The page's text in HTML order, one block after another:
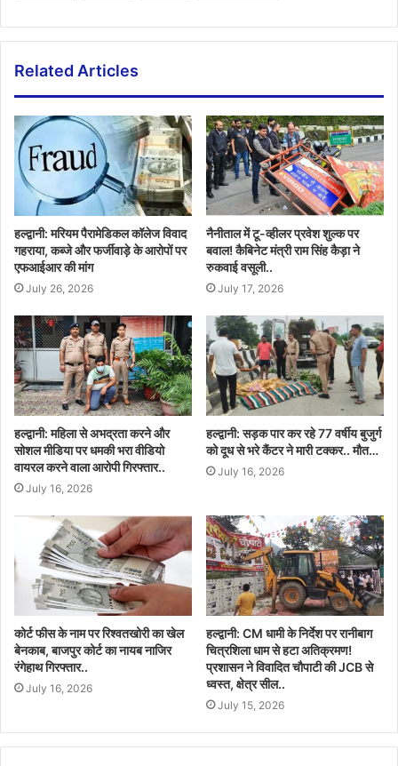
Related Articles
हल्द्वानी: मरियम पैरामेडिकल कॉलेज विवाद
गहराया, कब्जे और फर्जीवाड़े के आरोपों पर
एफआईआर की मांग
July 26, 2026
नैनीताल में टू-व्हीलर प्रवेश शुल्क पर
बवाल! कैबिनेट मंत्री राम सिंह कैड़ा ने
रुकवाई वसूली..
July 17, 2026
हल्द्वानी: महिला से अभद्रता करने और
सोशल मीडिया पर धमकी भरा वीडियो
वायरल करने वाला आरोपी गिरफ्तार..
July 16, 2026
हल्द्वानी: सड़क पार कर रहे 77 वर्षीय बुजुर्ग
को दूध से भरे कैंटर ने मारी टक्कर.. मौत…
July 16, 2026
कोर्ट फीस के नाम पर रिश्वतखोरी का खेल
बेनकाब, बाजपुर कोर्ट का नायब नाजिर
रंगेहाथ गिरफ्तार..
July 16, 2026
हल्द्वानी: CM धामी के निर्देश पर रानीबाग
चित्रशिला धाम से हटा अतिक्रमण!
प्रशासन ने विवादित चौपाटी की JCB से
ध्वस्त, क्षेत्र सील..
July 15, 2026